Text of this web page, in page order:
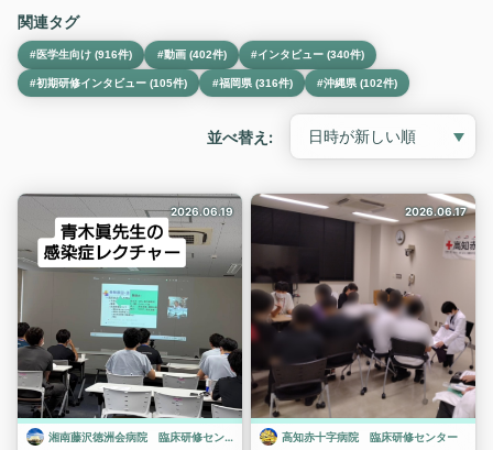
関連タグ
#医学生向け (916件) #動画 (402件) #インタビュー (340件)
#初期研修インタビュー (105件) #福岡県 (316件) #沖縄県 (102件)
並べ替え:
2026.06.19
湘南藤沢徳洲会病院 臨床研修センター
2026.06.17
高知赤十字病院 臨床研修センター